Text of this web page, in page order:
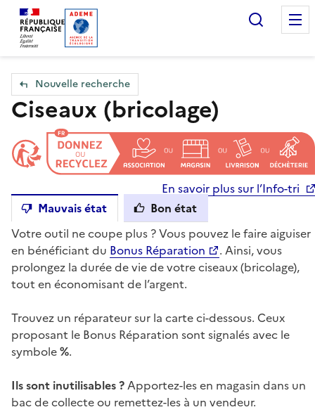
Accueil — Que Faire de mes objets & déchets
Nouvelle recherche
Ciseaux (bricolage)
En savoir plus sur l’Info-tri
Mauvais état
Bon état
Votre outil ne coupe plus ? Vous pouvez le faire aiguiser
en bénéficiant du Bonus Réparation
. Ainsi, vous
prolongez la durée de vie de votre ciseaux (bricolage),
tout en économisant de l’argent.
Trouvez un réparateur sur la carte ci-dessous. Ceux
proposant le Bonus Réparation sont signalés avec le
symbole%.
Ils sont inutilisables ?Apportez-les en magasin dans un
bac de collecte ou remettez-les à un vendeur.